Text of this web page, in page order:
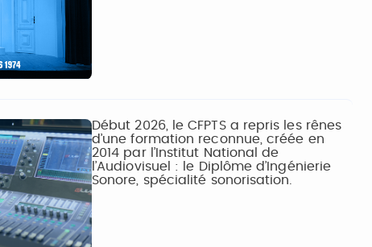
Début 2026, le CFPTS a repris les rênes
d’une formation reconnue, créée en
2014 par l’Institut National de
l’Audiovisuel : le Diplôme d’Ingénierie
Sonore, spécialité sonorisation.